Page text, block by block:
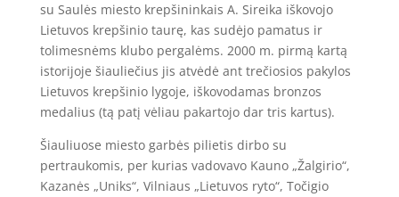
su Saulės miesto krepšininkais A. Sireika iškovojo
Lietuvos krepšinio taurę, kas sudėjo pamatus ir
tolimesnėms klubo pergalėms. 2000 m. pirmą kartą
istorijoje šiauliečius jis atvėdė ant trečiosios pakylos
Lietuvos krepšinio lygoje, iškovodamas bronzos
medalius (tą patį vėliau pakartojo dar tris kartus).
Šiauliuose miesto garbės pilietis dirbo su
pertraukomis, per kurias vadovavo Kauno „Žalgirio“,
Kazanės „Uniks“, Vilniaus „Lietuvos ryto“, Točigio